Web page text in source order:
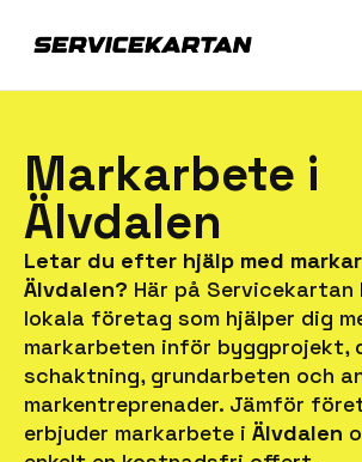
Markarbete i
Älvdalen
Letar du efter hjälp med
Älvdalen? Här på
lokala företag som hjälper dig
markarbeten inför byggprojekt,
schaktning, grundarbeten och
markentreprenader. Jämför
erbjuder markarbete i Älvdalen